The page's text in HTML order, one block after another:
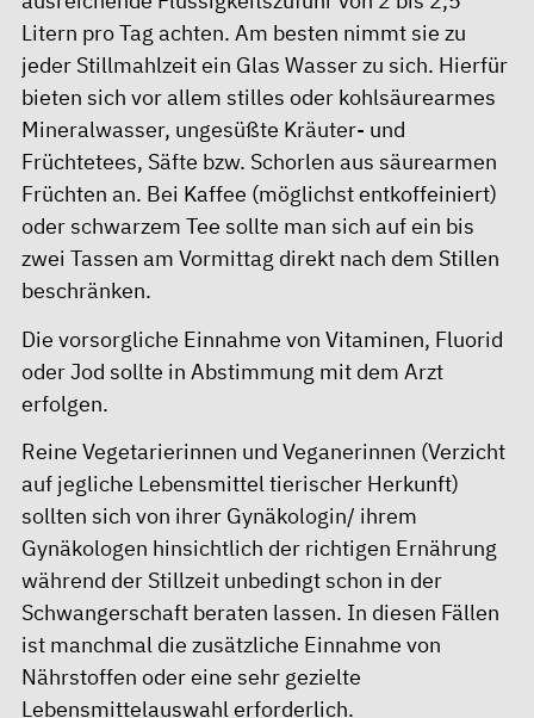
Litern pro Tag achten. Am besten nimmt sie zu
jeder Stillmahlzeit ein Glas Wasser zu sich. Hierfür
bieten sich vor allem stilles oder kohlsäurearmes
Mineralwasser, ungesüßte Kräuter- und
Früchtetees, Säfte bzw. Schorlen aus säurearmen
Früchten an. Bei Kaffee (möglichst entkoffeiniert)
oder schwarzem Tee sollte man sich auf ein bis
zwei Tassen am Vormittag direkt nach dem Stillen
beschränken.
Die vorsorgliche Einnahme von Vitaminen, Fluorid
oder Jod sollte in Abstimmung mit dem Arzt
erfolgen.
Reine Vegetarierinnen und Veganerinnen (Verzicht
auf jegliche Lebensmittel tierischer Herkunft)
sollten sich von ihrer Gynäkologin/ ihrem
Gynäkologen hinsichtlich der richtigen Ernährung
während der Stillzeit unbedingt schon in der
Schwangerschaft beraten lassen. In diesen Fällen
ist manchmal die zusätzliche Einnahme von
Nährstoffen oder eine sehr gezielte
Lebensmittelauswahl erforderlich.